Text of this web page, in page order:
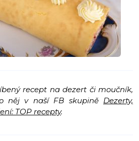
recept na dezert či moučník,
něj v naší FB skupině Dezerty,
TOP recepty.